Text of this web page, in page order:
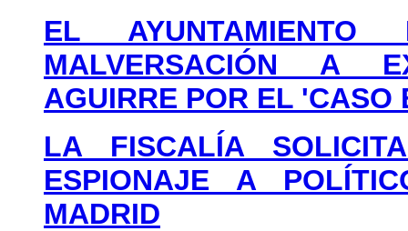
EL
MALVERSACIÓN A
AGUIRRE POR EL 'CASO
LA FISCALÍA
ESPIONAJE A
MADRID